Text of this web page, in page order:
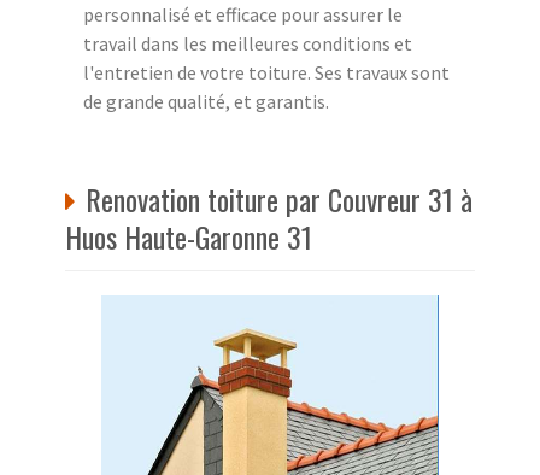
personnalisé et efficace pour assurer le
travail dans les meilleures conditions et
l'entretien de votre toiture. Ses travaux sont
de grande qualité, et garantis.
Renovation toiture par Couvreur 31 à
Huos Haute-Garonne 31